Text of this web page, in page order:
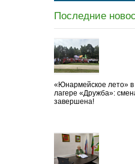
Последние
«Юнармейское лето» в
лагере «Дружба»:
завершена!